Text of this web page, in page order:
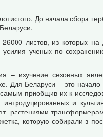
До начала сбора
листов, из которых
усилия ученых по
– изучение сезонных
Для Беларуси – это начало
самым приобщив их к
и
растениями-
которую собирали в